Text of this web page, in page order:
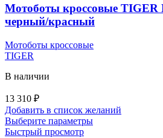
выбрать
на
странице
Мотоботы кроссовые TIGER
черный/красный
Мотоботы кроссовые
TIGER
В наличии
13 310 ₽
Добавить в список желаний
Выберите параметрыЭтот
Быстрый просмотр